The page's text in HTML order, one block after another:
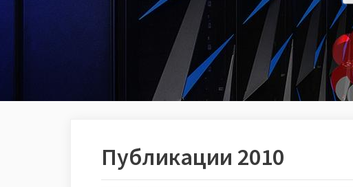
Публикации 2010